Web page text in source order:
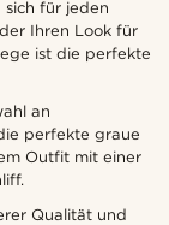
für jeden
Ihren Look für
ist die perfekte
an
perfekte graue
Outfit mit einer
Qualität und